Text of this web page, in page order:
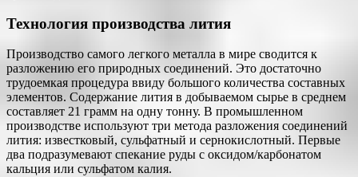
Технология производства лития
Производство самого легкого металла в мире сводится к
разложению его природных соединений. Это достаточно
трудоемкая процедура ввиду большого количества составных
элементов. Содержание лития в добываемом сырье в среднем
составляет 21 грамм на одну тонну. В промышленном
производстве используют три метода разложения соединений
лития: известковый, сульфатный и сернокислотный. Первые
два подразумевают спекание руды с оксидом/карбонатом
кальция или сульфатом калия.